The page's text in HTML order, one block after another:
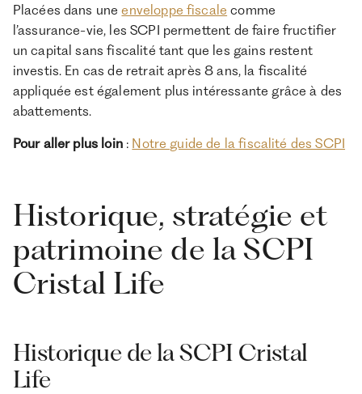
Placées dans uneenveloppe fiscale comme
l’assurance-vie, les SCPI permettent de faire fructifier
un capital sans fiscalité tant que les gains restent
investis. En cas de retrait après 8 ans, la fiscalité
appliquée est également plus intéressante grâce à des
abattements.
Pour aller plus loin: Notre guide de la fiscalité des SCPI
Historique, stratégie et
patrimoine de la SCPI
Cristal Life
Historique de la SCPI Cristal
Life